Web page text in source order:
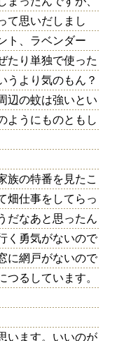
て思いだしまし
ト、ラベンダー
たり単独で使った
うより気のもん？
辺の蚊は強いとい
ようにものともし
族の特番を見たこ
畑仕事をしてらっ
だなあと思ったん
く勇気がないので
に網戸がないので
つるしています。
います。いいのが